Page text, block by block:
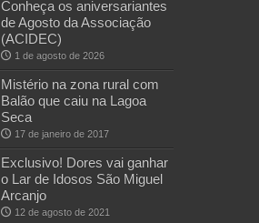
Conheça os aniversariantes
de Agosto da Associação
(ACIDEC)
1 de agosto de 2026
Mistério na zona rural com
Balão que caiu na Lagoa
Seca
17 de janeiro de 2017
Exclusivo! Dores vai ganhar
o Lar de Idosos São Miguel
Arcanjo
12 de agosto de 2021